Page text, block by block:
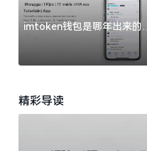
imtoken钱包是哪年出来的？
一文给你说清楚
精彩导读